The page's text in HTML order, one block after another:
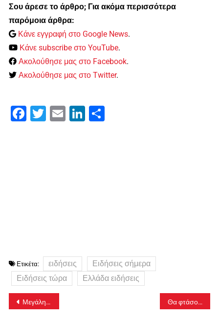
Σου άρεσε το άρθρο; Για ακόμα περισσότερα
παρόμοια άρθρα:
Κάνε εγγραφή στο Google News.
Κάνε subscribe στο YouTube.
Ακολούθησε μας στο Facebook.
Ακολούθησε μας στο Twitter.
Facebook
Twitter Email LinkedIn
Ετικέτα: ειδήσεις
Ειδήσεις σήμερα
Ειδήσεις τώρα
Ελλάδα ειδήσεις
Πλοήγηση
άρθρων
Μεγάλη ποσότητα κοκαΐνης εντοπίστηκε σε κοντέινερ στον Πειραιά Θα φτάσουν μέχρι 4.000 στη χειρότερη περίπτωση